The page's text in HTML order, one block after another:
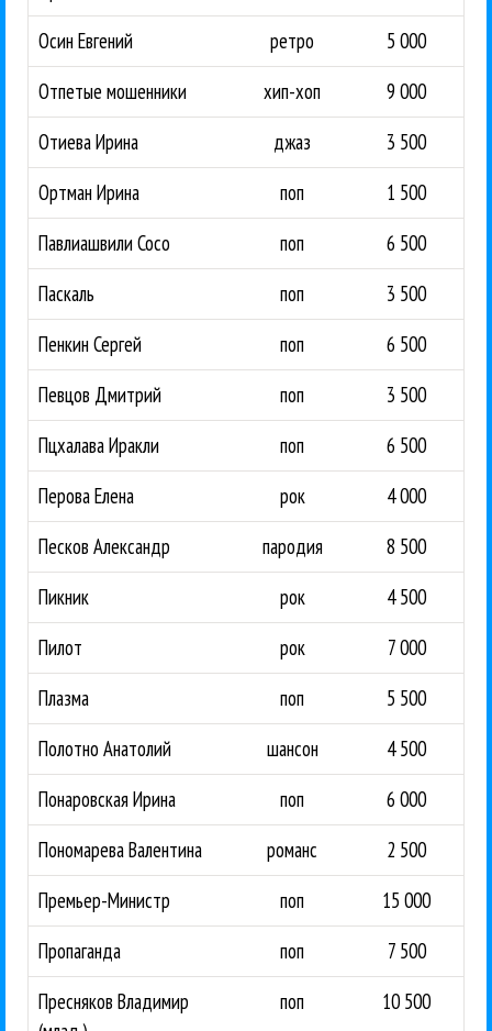
Осин Евгений
ретро
5 000
Отпетые мошенники
хип-хоп
9 000
Отиева Ирина
джаз
3 500
Ортман Ирина
поп
1 500
Павлиашвили Сосо
поп
6 500
Паскаль
поп
3 500
Пенкин Сергей
поп
6 500
Певцов Дмитрий
поп
3 500
Пцхалава Иракли
поп
6 500
Перова Елена
рок
4 000
Песков Александр
пародия
8 500
Пикник
рок
4 500
Пилот
рок
7 000
Плазма
поп
5 500
Полотно Анатолий
шансон
4 500
Понаровская Ирина
поп
6 000
Пономарева Валентина
романс
2 500
Премьер-Министр
поп
15 000
Пропаганда
поп
7 500
Пресняков Владимир
поп 10 500